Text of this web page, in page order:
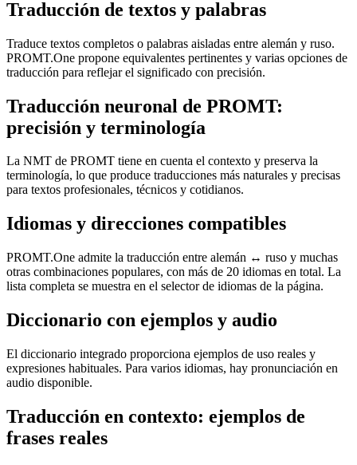
Traducción de textos y palabras
Traduce textos completos o palabras aisladas entre alemán y ruso.
PROMT.One propone equivalentes pertinentes y varias opciones de
traducción para reflejar el significado con precisión.
Traducción neuronal de PROMT:
precisión y terminología
La NMT de PROMT tiene en cuenta el contexto y preserva la
terminología, lo que produce traducciones más naturales y precisas
para textos profesionales, técnicos y cotidianos.
Idiomas y direcciones compatibles
PROMT.One admite la traducción entre alemán ↔ ruso y muchas
otras combinaciones populares, con más de 20 idiomas en total. La
lista completa se muestra en el selector de idiomas de la página.
Diccionario con ejemplos y audio
El diccionario integrado proporciona ejemplos de uso reales y
expresiones habituales. Para varios idiomas, hay pronunciación en
audio disponible.
Traducción en contexto: ejemplos de
frases reales